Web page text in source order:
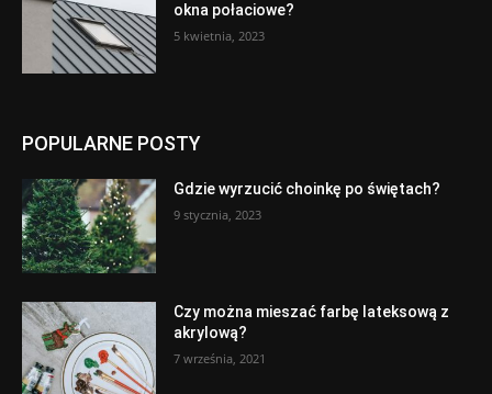
okna połaciowe?
5 kwietnia, 2023
POPULARNE POSTY
Gdzie wyrzucić choinkę po świętach?
9 stycznia, 2023
Czy można mieszać farbę lateksową z
akrylową?
7 września, 2021